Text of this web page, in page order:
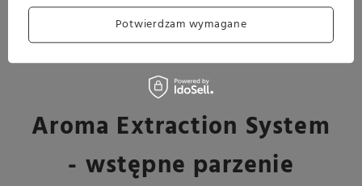
Aroma Extraction System
- wstępne parzenie
Potwierdzam wymagane